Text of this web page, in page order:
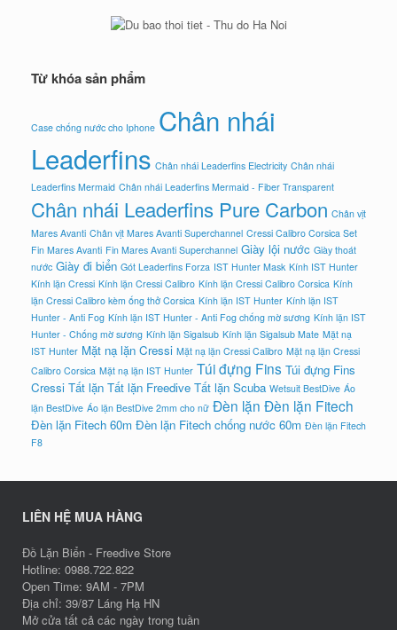
Từ khóa sản phẩm
Case chống nước cho Iphone Chân nhái
Leaderfins Chân nhái Leaderfins Electricity Chân nhái
Leaderfins Mermaid Chân nhái Leaderfins Mermaid - Fiber Transparent
Chân nhái Leaderfins Pure Carbon Chân vịt
Mares Avanti Chân vịt Mares Avanti Superchannel Cressi Calibro Corsica Set
Fin Mares Avanti Fin Mares Avanti Superchannel Giày lội nước Giày thoát
nước Giày đi biển Gót Leaderfins Forza IST Hunter Mask Kính IST Hunter
Kính lặn Cressi Kính lặn Cressi Calibro Kính lặn Cressi Calibro Corsica Kính
lặn Cressi Calibro kèm ống thở Corsica Kính lặn IST Hunter Kính lặn IST
Hunter - Anti Fog Kính lặn IST Hunter - Anti Fog chống mờ sương Kính lặn IST
Hunter - Chống mờ sương Kính lặn Sigalsub Kính lặn Sigalsub Mate Mặt nạ
IST Hunter Mặt nạ lặn Cressi Mặt nạ lặn Cressi Calibro Mặt nạ lặn Cressi
Calibro Corsica Mặt nạ lặn IST Hunter Túi đựng Fins Túi đựng Fins
Cressi Tất lặn Tất lặn Freedive Tất lặn Scuba Wetsuit BestDive Áo
lặn BestDive Áo lặn BestDive 2mm cho nữ Đèn lặn Đèn lặn Fitech
Đèn lặn Fitech 60m Đèn lặn Fitech chống nước 60m Đèn lặn Fitech
F8
LIÊN HỆ MUA HÀNG
Đồ Lặn Biển - Freedive Store
Hotline: 0988.722.822
Open Time: 9AM - 7PM
Địa chỉ: 39/87 Láng Hạ HN
Mở cửa tất cả các ngày trong tuần